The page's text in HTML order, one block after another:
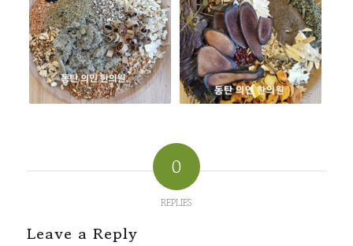
0
REPLIES
Leave a Reply